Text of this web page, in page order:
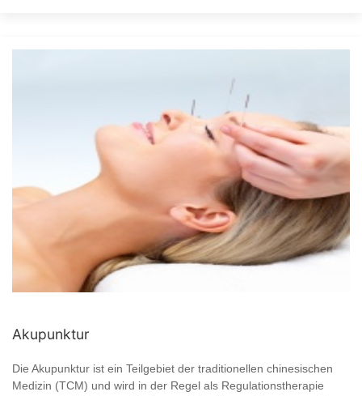
Akupunktur
Die Akupunktur ist ein Teilgebiet der traditionellen chinesischen
Medizin (TCM) und wird in der Regel als Regulationstherapie